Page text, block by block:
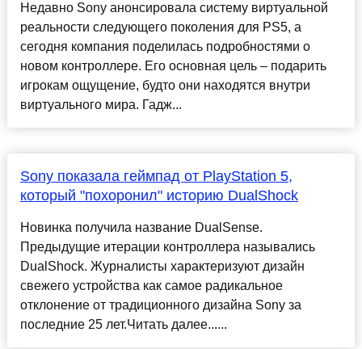
Недавно Sony анонсировала систему виртуальной
реальности следующего поколения для PS5, а
сегодня компания поделилась подробностями о
новом контроллере. Его основная цель – подарить
игрокам ощущение, будто они находятся внутри
виртуального мира. Гадж...
Sony показала геймпад от PlayStation 5,
который "похоронил" историю DualShock
Новинка получила название DualSense.
Предыдущие итерации контроллера назывались
DualShock. Журналисты характеризуют дизайн
свежего устройства как самое радикальное
отклонение от традиционного дизайна Sony за
последние 25 лет.Читать далее......